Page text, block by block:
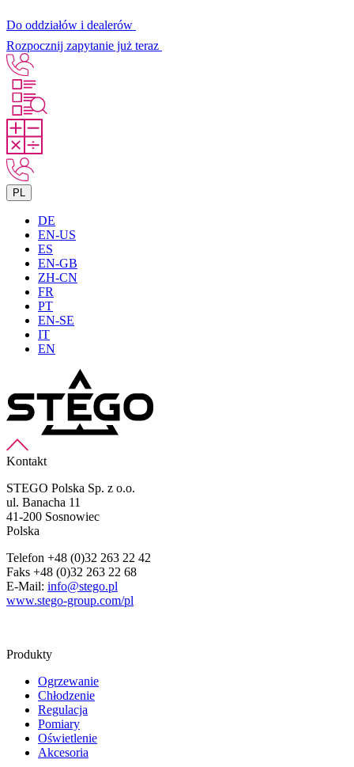
Do oddziałów i dealerów
Rozpocznij zapytanie już teraz
PL
DE
EN-US
ES
EN-GB
ZH-CN
FR
PT
EN-SE
IT
EN
Kontakt
STEGO Polska Sp. z o.o.
ul. Banacha 11
41-200 Sosnowiec
Polska
Telefon +48 (0)32 263 22 42
Faks +48 (0)32 263 22 68
E-Mail: info@stego.pl
www.stego-group.com/pl
Produkty
Ogrzewanie
Chłodzenie
Regulacja
Pomiary
Oświetlenie
Akcesoria